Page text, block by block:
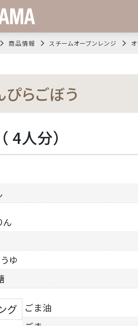
商品情報 スチームオーブンレンジ
ぴらごぼう
4人分）
ん
ゆ
グ ごま油